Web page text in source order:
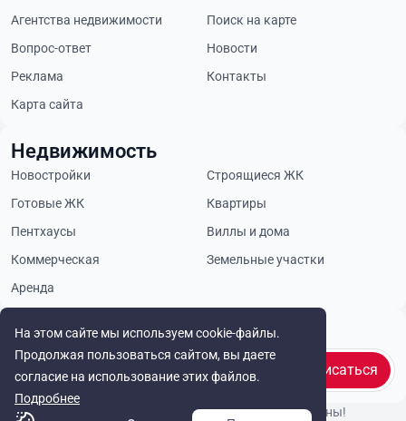
На этом сайте мы используем cookie-файлы.
Продолжая пользоваться сайтом, вы даете
согласие на использование этих файлов.
Подробнее
Будьте в курсе
Подписаться
Агентства недвижимости
Поиск на карте
Вопрос-ответ
Новости
Реклама
Контакты
Карта сайта
Недвижимость
Новостройки
Строящиеся ЖК
Готовые ЖК
Квартиры
Пентхаусы
Виллы и дома
Коммерческая
Земельные участки
Аренда
© Cyprus Realestate 2026. Все права защищены!